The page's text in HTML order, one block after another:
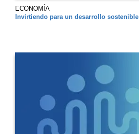
ECONOMÍA
Invirtiendo para un desarrollo sostenible